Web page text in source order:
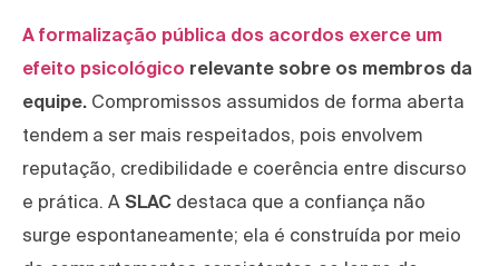
A formalização pública dos acordos exerce um
efeito psicológico relevante sobre os membros da
equipe. Compromissos assumidos de forma aberta
tendem a ser mais respeitados, pois envolvem
reputação, credibilidade e coerência entre discurso
e prática. A SLAC destaca que a confiança não
surge espontaneamente; ela é construída por meio